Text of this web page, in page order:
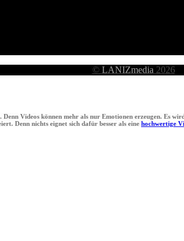
© LANIZmedia 2026
Videos können mehr als nur Emotionen erzeugen. Es
Denn nichts eignet sich dafür besser als eine hochwertige